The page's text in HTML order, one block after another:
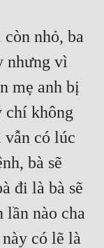
nhỏ, ba
nhưng vì
mẹ anh bị
chí không
vẫn có lúc
bà sẽ
đi là bà sẽ
lần nào cha
có lẽ là